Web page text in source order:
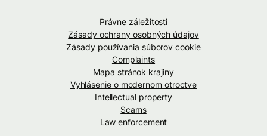
Právne záležitosti
Zásady ochrany osobných údajov
Zásady používania súborov cookie
Complaints
Mapa stránok krajiny
Vyhlásenie o modernom otroctve
Intellectual property
Scams
Law enforcement